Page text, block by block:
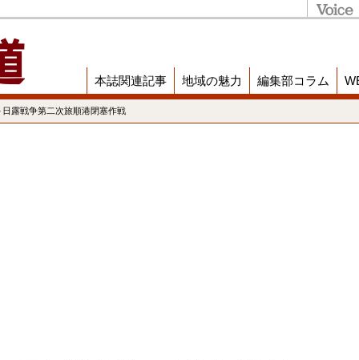
本誌関連記事 地域の魅力 編集部コラム
露戦争第二次旅順港閉塞作戦